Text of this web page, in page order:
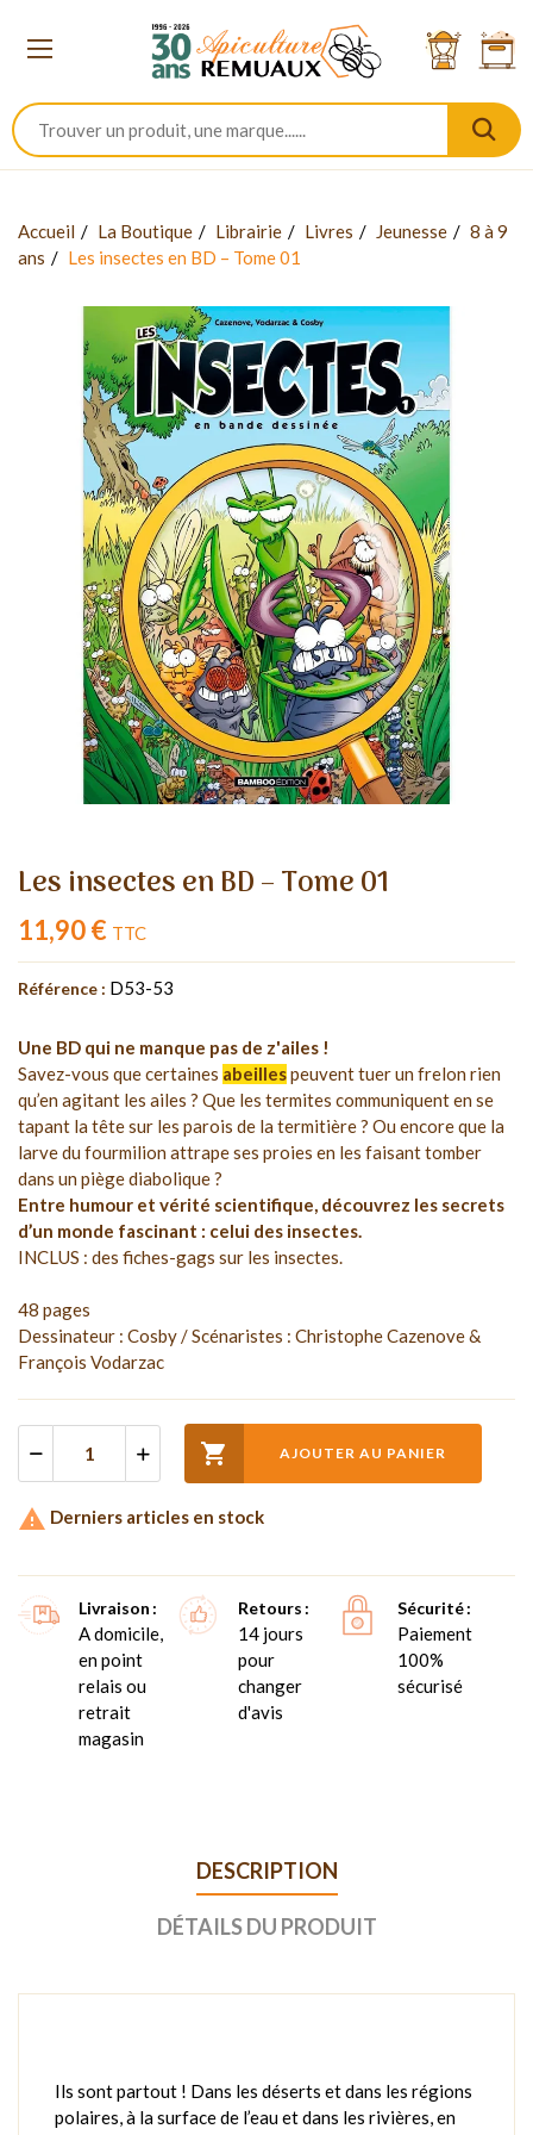
Accueil La Boutique Librairie Livres Jeunesse
8 à 9
ans
Les insectes en BD – Tome 01
Les insectes en BD – Tome 01
11,90 € TTC
Référence : D53-53
Une BD qui ne manque pas de z'ailes !
Savez-vous que certaines abeillespeuvent tuer un frelon rien
qu’en agitant les ailes ? Que les termites communiquent en se
tapant la tête sur les parois de la termitière ? Ou encore que la
larve du fourmilion attrape ses proies en les faisant tomber
dans un piège diabolique ?
Entre humour et vérité scientifique, découvrez les secrets
d’un monde fascinant : celui des insectes.
INCLUS : des fiches-gags sur les insectes.
48 pages
Dessinateur : Cosby / Scénaristes : Christophe Cazenove &
François Vodarzac
 AJOUTER AU PANIER
 Derniers articles en stock
Livraison
A domicile,
en point
relais ou
retrait
magasin
Retours
14 jours
pour
changer
d'avis
Sécurité
Paiement
100%
sécurisé
DESCRIPTION
DÉTAILS DU PRODUIT
Ils sont partout ! Dans les déserts et dans les régions
polaires, à la surface de l’eau et dans les rivières, en